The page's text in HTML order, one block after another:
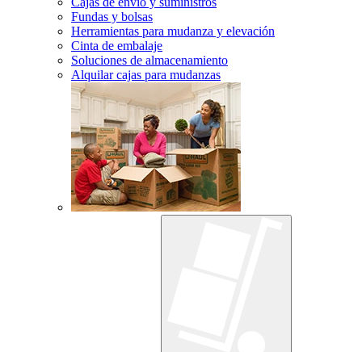
Fundas y bolsas
Herramientas para mudanza y elevación
Cinta de embalaje
Soluciones de almacenamiento
Alquilar cajas para mudanzas